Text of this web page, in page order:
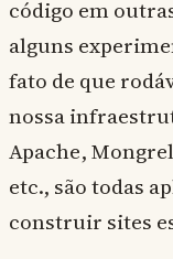
código em
alguns
fato de que
nossa
Apache,
etc., são todas
construir sites